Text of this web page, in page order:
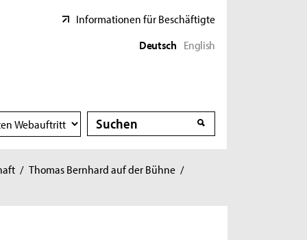
Informationen für Beschäftigte
Deutsch English
Suche
Suche
/ Thomas Bernhard auf der Bühne /